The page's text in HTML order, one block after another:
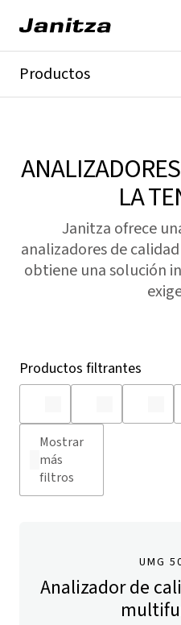
Productos
Analizadores de calidad de
Corriente residual
LA
Janitza ofrece
analizadores de
obtiene una solución
Productos filtrantes
Mostrar
más
filtros
UMG
Analizador de